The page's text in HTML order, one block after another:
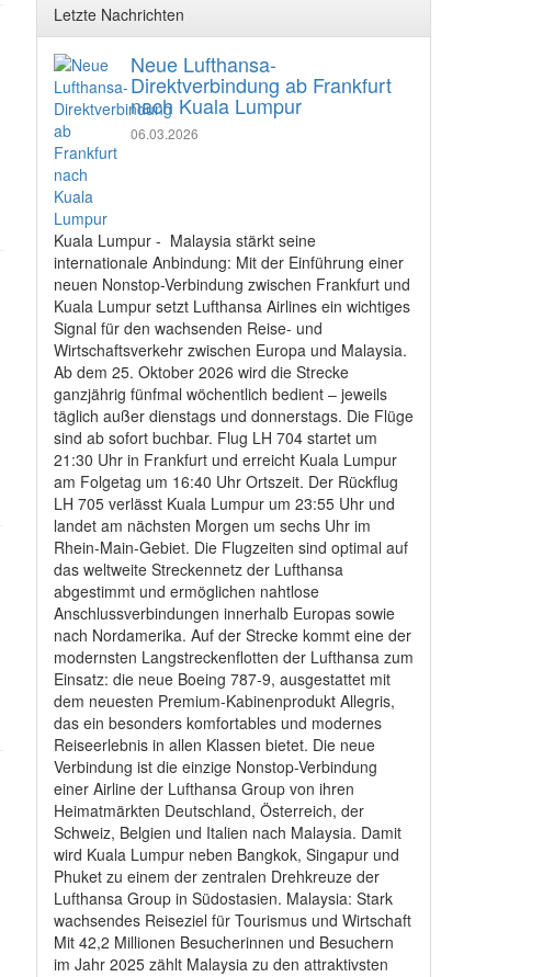
Letzte Nachrichten
Neue Lufthansa-
Direktverbindung ab Frankfurt
nach Kuala Lumpur
06.03.2026
Kuala Lumpur - Malaysia stärkt seine
internationale Anbindung: Mit der Einführung einer
neuen Nonstop-Verbindung zwischen Frankfurt und
Kuala Lumpur setzt Lufthansa Airlines ein wichtiges
Signal für den wachsenden Reise- und
Wirtschaftsverkehr zwischen Europa und Malaysia.
Ab dem 25. Oktober 2026 wird die Strecke
ganzjährig fünfmal wöchentlich bedient – jeweils
täglich außer dienstags und donnerstags. Die Flüge
sind ab sofort buchbar. Flug LH 704 startet um
21:30 Uhr in Frankfurt und erreicht Kuala Lumpur
am Folgetag um 16:40 Uhr Ortszeit. Der Rückflug
LH 705 verlässt Kuala Lumpur um 23:55 Uhr und
landet am nächsten Morgen um sechs Uhr im
Rhein-Main-Gebiet. Die Flugzeiten sind optimal auf
das weltweite Streckennetz der Lufthansa
abgestimmt und ermöglichen nahtlose
Anschlussverbindungen innerhalb Europas sowie
nach Nordamerika. Auf der Strecke kommt eine der
modernsten Langstreckenflotten der Lufthansa zum
Einsatz: die neue Boeing 787-9, ausgestattet mit
dem neuesten Premium-Kabinenprodukt Allegris,
das ein besonders komfortables und modernes
Reiseerlebnis in allen Klassen bietet. Die neue
Verbindung ist die einzige Nonstop-Verbindung
einer Airline der Lufthansa Group von ihren
Heimatmärkten Deutschland, Österreich, der
Schweiz, Belgien und Italien nach Malaysia. Damit
wird Kuala Lumpur neben Bangkok, Singapur und
Phuket zu einem der zentralen Drehkreuze der
Lufthansa Group in Südostasien. Malaysia: Stark
wachsendes Reiseziel für Tourismus und Wirtschaft
Mit 42,2 Millionen Besucherinnen und Besuchern
im Jahr 2025 zählt Malaysia zu den attraktivsten